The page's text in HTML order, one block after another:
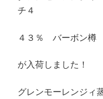
チ４
４３％ バーボン樽
が入荷しました！
グレンモーレンジィ